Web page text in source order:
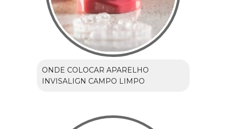
ONDE COLOCAR APARELHO
INVISALIGN CAMPO LIMPO